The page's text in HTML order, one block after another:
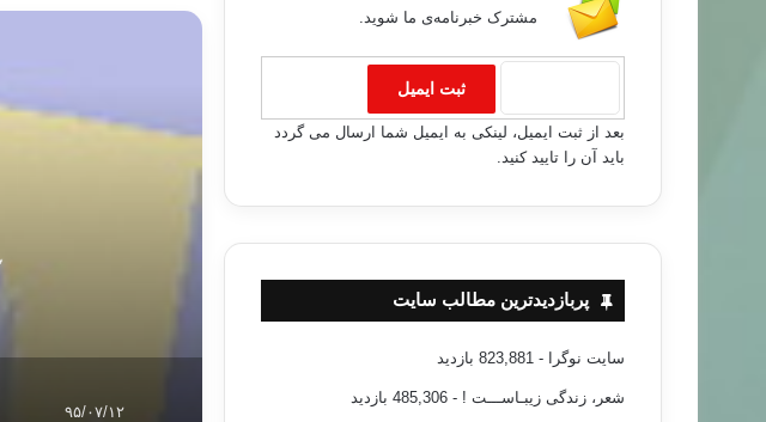
۹۵/۰۷/۱۲
مشترک خبرنامه‌ی ما شوید.
بعد از ثبت ایمیل، لینکی به ایمیل شما ارسال می گردد
باید آن را تایید کنید.
پربازدیدترین مطالب سایت
سایت نوگرا - 823,881 بازدید
شعر، زندگی زیبـاســـت ! - 485,306 بازدید